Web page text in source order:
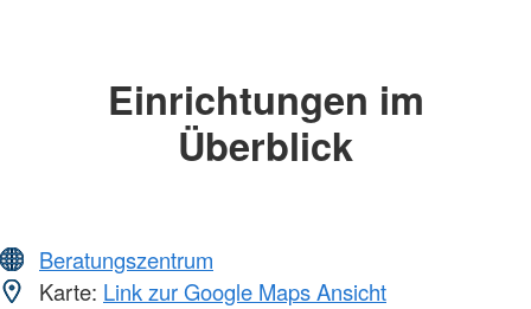
Einrichtungen im
Überblick
Beratungszentrum
Karte: Link zur Google Maps Ansicht